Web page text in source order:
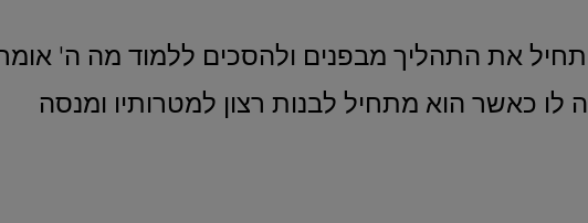
את התהליך מבפנים ולהסכים ללמוד מה ה'
כאשר הוא מתחיל לבנות רצון למטרותיו ומנסה